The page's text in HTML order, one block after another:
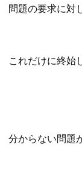
問題の要求に対
これだけに終始
分からない問題